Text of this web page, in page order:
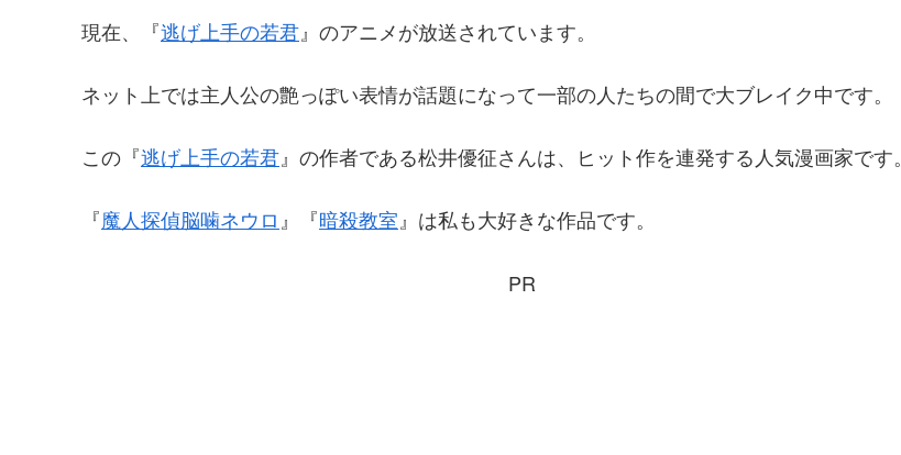
現在、『逃げ上手の若君』のアニメが放送されています。
ネット上では主人公の艶っぽい表情が話題になって一部の人たちの間で大ブレイク中です。
この『逃げ上手の若君』の作者である松井優征さんは、ヒット作を連発する人気漫画家です。
『魔人探偵脳噛ネウロ』『暗殺教室』は私も大好きな作品です。
PR